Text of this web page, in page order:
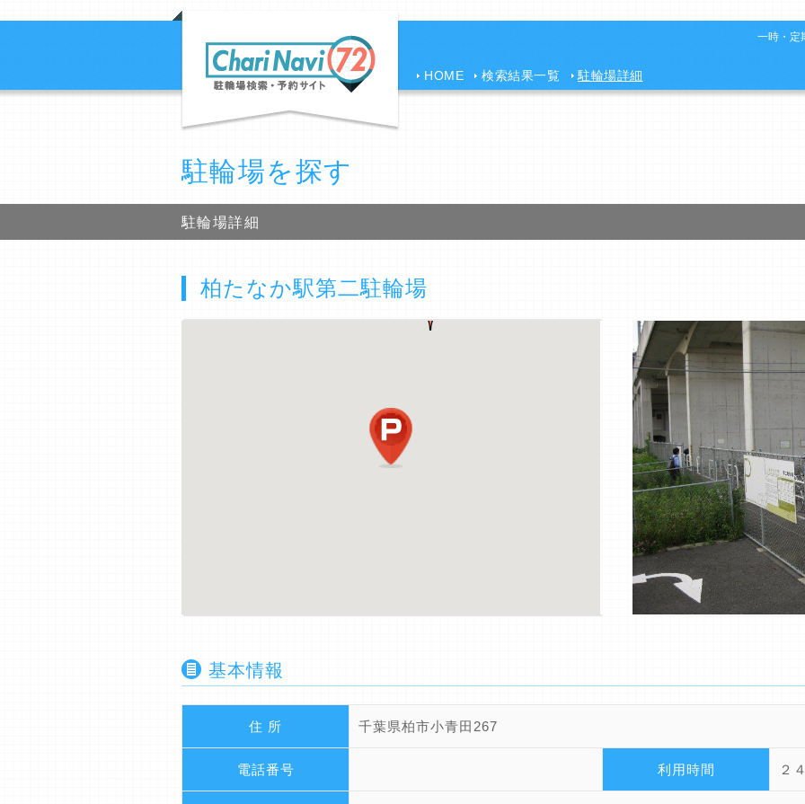
一時・定
HOME 検索結果一覧 駐輪場詳細
駐輪場を探す
駐輪場詳細
柏たなか駅第二駐輪場
基本情報
住 所 千葉県柏市小青田267
電話番号 利用時間 ２